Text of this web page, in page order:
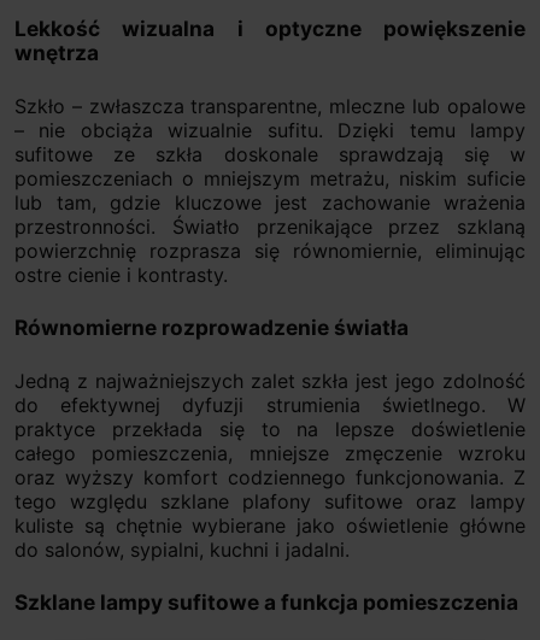
Lekkość wizualna i optyczne powiększenie
wnętrza
Szkło – zwłaszcza transparentne, mleczne lub opalowe
– nie obciąża wizualnie sufitu. Dzięki temu lampy
sufitowe ze szkła doskonale sprawdzają się w
pomieszczeniach o mniejszym metrażu, niskim suficie
lub tam, gdzie kluczowe jest zachowanie wrażenia
przestronności. Światło przenikające przez szklaną
powierzchnię rozprasza się równomiernie, eliminując
ostre cienie i kontrasty.
Równomierne rozprowadzenie światła
Jedną z najważniejszych zalet szkła jest jego zdolność
do efektywnej dyfuzji strumienia świetlnego. W
praktyce przekłada się to na lepsze doświetlenie
całego pomieszczenia, mniejsze zmęczenie wzroku
oraz wyższy komfort codziennego funkcjonowania. Z
tego względu szklane plafony sufitowe oraz lampy
kuliste są chętnie wybierane jako oświetlenie główne
do salonów, sypialni, kuchni i jadalni.
Szklane lampy sufitowe a funkcja pomieszczenia